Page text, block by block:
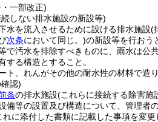
一部改正)
しない排水施設の新設等)
水を流入させるために設ける排水施設(
次条において同じ。)の新設等を行おう
で汚水を排除すべきものに、雨水は公
する構造とすること。
ト、れんがその他の耐水性の材料で造
認)
条の排水施設(これらに接続する除害施
備等の設置及び構造について、管理者
に添付した書類に記載した事項を変更